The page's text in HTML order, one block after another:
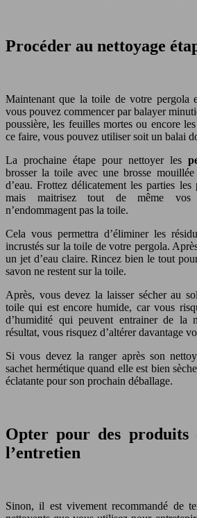
Procéder au nettoyage
Maintenant que la toile de votre pergola
vous pouvez commencer par balayer
poussière, les feuilles mortes ou encore
ce faire, vous pouvez utiliser soit un balai
La prochaine étape pour nettoyer les
brosser la toile avec une brosse
d’eau. Frottez délicatement les parties
mais maitrisez tout de même vos
n’endommagent pas la toile.
Cela vous permettra d’éliminer les
incrustés sur la toile de votre pergola.
un jet d’eau claire. Rincez bien le tout
savon ne restent sur la toile.
Après, vous devez la laisser sécher au
toile qui est encore humide, car vous
d’humidité qui peuvent entrainer de la
résultat, vous risquez d’altérer davantage
Si vous devez la ranger après son
sachet hermétique quand elle est bien
éclatante pour son prochain déballage.
Opter pour des produits
l’entretien
Sinon, il est vivement recommandé de